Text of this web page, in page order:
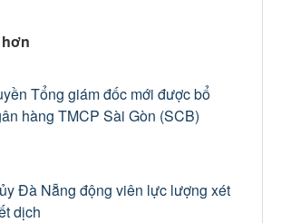
Tổng giám đốc mới được bổ
hàng TMCP Sài Gòn (SCB)
Đà Nẵng động viên lực lượng xét
dịch